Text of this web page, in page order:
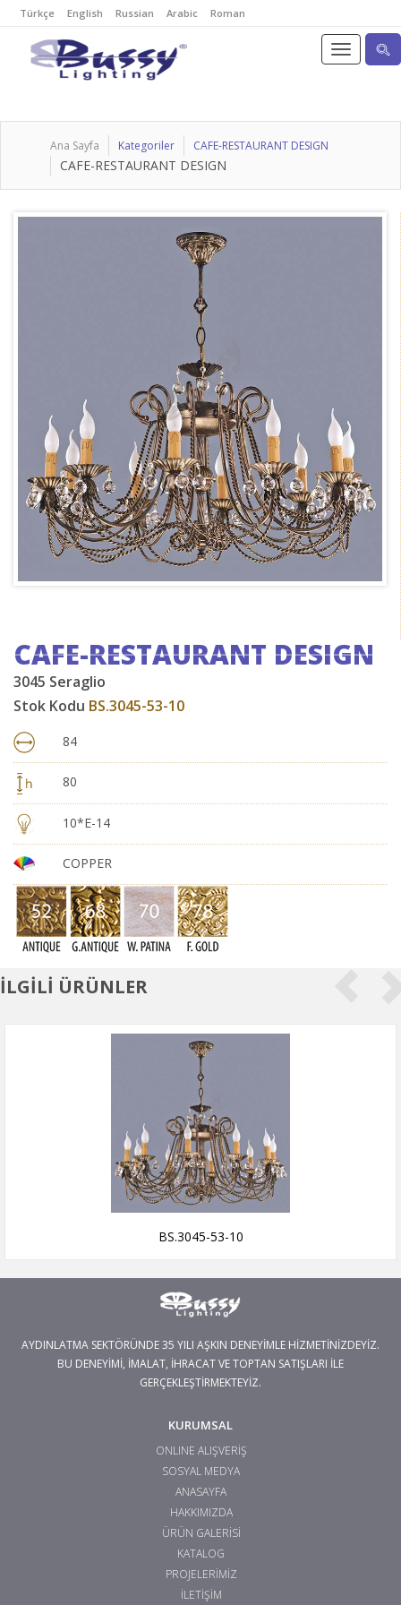
Türkçe English Russian Arabic Roman
Ana Sayfa Kategoriler CAFE-RESTAURANT DESIGN
CAFE-RESTAURANT DESIGN
CAFE-RESTAURANT DESIGN
3045 Seraglio
Stok Kodu BS.3045-53-10
84
80
10*E-14
COPPER
İLGİLİ ÜRÜNLER
BS.3045-53-10
AYDINLATMA SEKTÖRÜNDE 35 YILI AŞKIN DENEYİMLE HİZMETİNİZDEYİZ.
BU DENEYİMİ, İMALAT, İHRACAT VE TOPTAN SATIŞLARI İLE
GERÇEKLEŞTİRMEKTEYİZ.
KURUMSAL
ONLINE ALIŞVERİŞ
SOSYAL MEDYA
ANASAYFA
HAKKIMIZDA
ÜRÜN GALERİSİ
KATALOG
PROJELERİMİZ
İLETİŞİM